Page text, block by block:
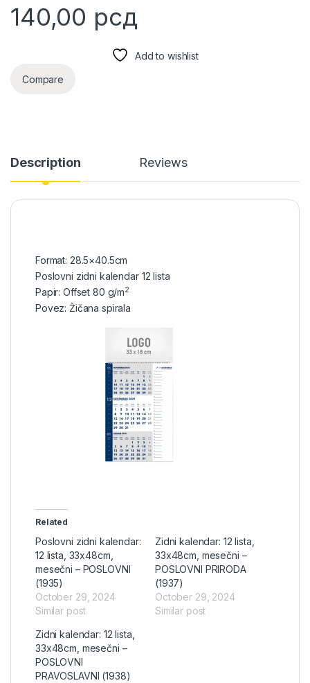
140,00 рсд
Add to wishlist
Compare
Description Reviews
Format: 28.5×40.5cm
Poslovni zidni kalendar 12 lista
Papir: Offset 80 g/m2
Povez: Žičana spirala
Related
Poslovni zidni kalendar:
12 lista, 33x48cm,
mesečni – POSLOVNI
(1935)
October 29, 2024
Similar post
Zidni kalendar: 12 lista,
33x48cm, mesečni –
POSLOVNI PRIRODA
(1937)
October 29, 2024
Similar post
Zidni kalendar: 12 lista,
33x48cm, mesečni –
POSLOVNI
PRAVOSLAVNI (1938)